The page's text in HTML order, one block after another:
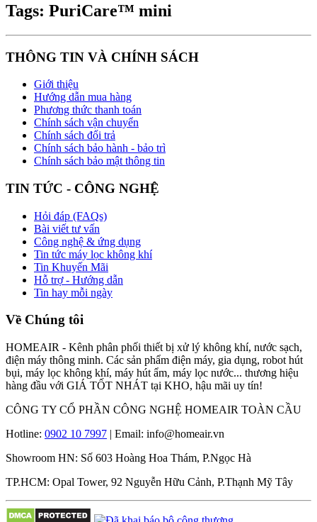
Tags: PuriCare™ mini
THÔNG TIN VÀ CHÍNH SÁCH
Giới thiệu
Hướng dẫn mua hàng
Phương thức thanh toán
Chính sách vận chuyển
Chính sách đổi trả
Chính sách bảo hành - bảo trì
Chính sách bảo mật thông tin
TIN TỨC - CÔNG NGHỆ
Hỏi đáp (FAQs)
Bài viết tư vấn
Công nghệ & ứng dụng
Tin tức máy lọc không khí
Tin Khuyến Mãi
Hỗ trợ - Hướng dẫn
Tin hay mỗi ngày
Về Chúng tôi
HOMEAIR - Kênh phân phối thiết bị xử lý không khí, nước sạch,
điện máy thông minh. Các sản phẩm điện máy, gia dụng, robot hút
bụi, máy lọc không khí, máy hút ẩm, máy lọc nước... thương hiệu
hàng đầu với GIÁ TỐT NHÁT tại KHO, hậu mãi uy tín!
CÔNG TY CỔ PHẦN CÔNG NGHỆ HOMEAIR TOÀN CẦU
Hotline: 0902 10 7997 | Email: info@homeair.vn
Showroom HN: Số 603 Hoàng Hoa Thám, P.Ngọc Hà
TP.HCM: Opal Tower, 92 Nguyễn Hữu Cảnh, P.Thạnh Mỹ Tây